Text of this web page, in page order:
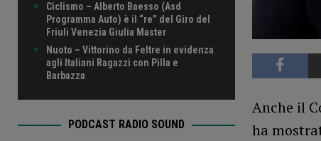
Anche il
ha
Ciclismo – Alberto Baesso (Asd
Programma Auto) è il “re” del Giro del
Friuli Venezia Giulia Master
Nuoto – Vittorino da Feltre in evidenza
agli Italiani Ragazzi con Pilla e
Barbazza
PODCAST RADIO SOUND